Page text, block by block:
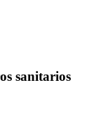
sanitarios